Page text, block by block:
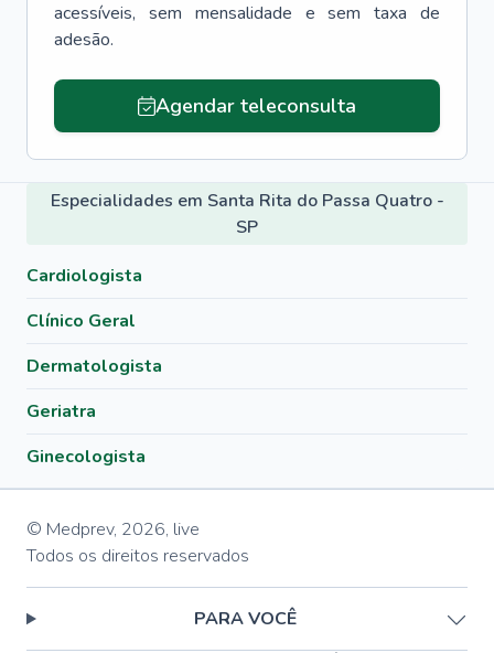
acessíveis, sem mensalidade e sem taxa de
adesão.
Agendar teleconsulta
Especialidades em Santa Rita do Passa Quatro -
SP
Cardiologista
Clínico Geral
Dermatologista
Geriatra
Ginecologista
© Medprev, 2026, live
Todos os direitos reservados
PARA VOCÊ